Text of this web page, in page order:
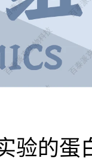
验的